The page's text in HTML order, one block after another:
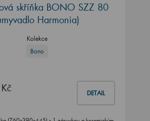
skříňka BONO SZZ 80
Harmonia)
Kolekce
Bono
DETAIL